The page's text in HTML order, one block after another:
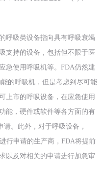
呼吸类设备指向具有呼吸衰竭
支持的设备，包括但不限于医
急使用呼吸机等。FDA仍然建
的呼吸机，但是考虑到尽可能
上市的呼吸设备，在应急使用
能，硬件或软件等各方面的有
。此外，对于呼吸设备，
行申请的生产商，FDA将提前
以及对相关的申请进行加急审